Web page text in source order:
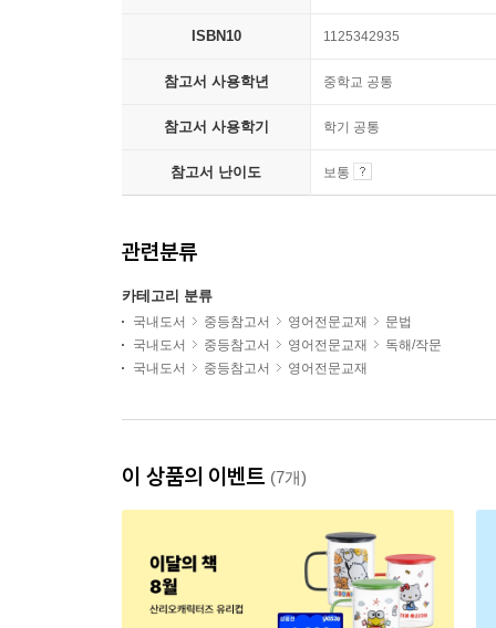
ISBN10 1125342935
참고서 사용학년 중학교 공통
참고서 사용학기 학기 공통
참고서 난이도 보통
관련분류
카테고리 분류
국내도서 중등참고서 영어전문교재
문법
국내도서
중등참고서 영어전문교재
독해/작문
국내도서
중등참고서 영어전문교재
이 상품의 이벤트 (7개)